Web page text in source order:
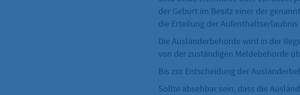
der Geburt im Besitz einer der
die Erteilung der
Die Ausländerbehörde wird in der
von der zuständigen Meldebehörde
Bis zur Entscheidung der
Sollte absehbar sein, dass die